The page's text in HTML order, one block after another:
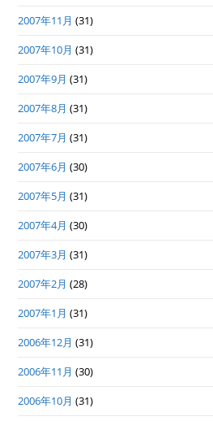
2007年11月 (31)
2007年10月 (31)
2007年9月 (31)
2007年8月 (31)
2007年7月 (31)
2007年6月 (30)
2007年5月 (31)
2007年4月 (30)
2007年3月 (31)
2007年2月 (28)
2007年1月 (31)
2006年12月 (31)
2006年11月 (30)
2006年10月 (31)